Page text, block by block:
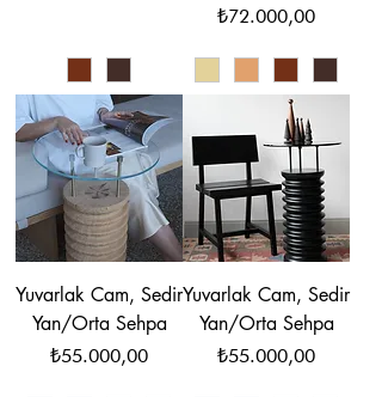
Fiyat
₺72.000,00
Yuvarlak Cam, Sedir
Yan/Orta Sehpa
Fiyat
₺55.000,00
Yuvarlak Cam, Sedir
Yan/Orta Sehpa
Fiyat
₺55.000,00